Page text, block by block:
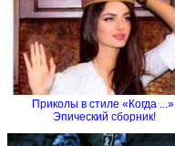
Приколы в стиле «Когда ...».
Эпический сборник!